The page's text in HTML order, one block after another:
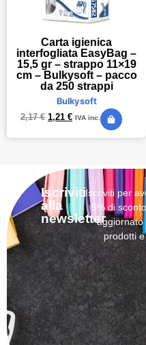
Carta igienica
interfogliata EasyBag –
15,5 gr – strappo 11×19
cm – Bulkysoft – pacco
da 250 strappi
Bulkysoft
2,17€ 1,21 € IVA inc.
Iscriviti
alla
newsletter
Iscriviti per
5% di
aggiornato
prodotti